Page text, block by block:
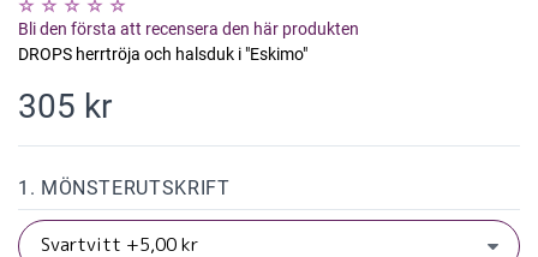
Bli den första att recensera den här produkten
DROPS herrtröja och halsduk i "Eskimo"
305 kr
1. MÖNSTERUTSKRIFT